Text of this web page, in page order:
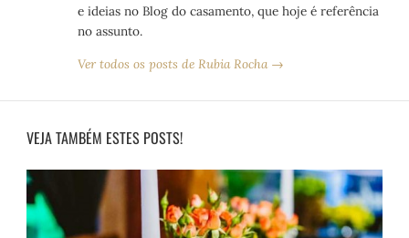
e ideias no Blog do casamento, que hoje é referência
no assunto.
Ver todos os posts de Rubia Rocha →
VEJA TAMBÉM ESTES POSTS!